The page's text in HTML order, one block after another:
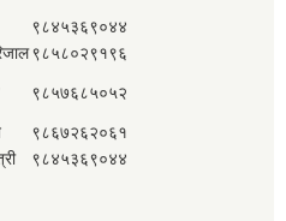
९८४५३६९०४४
९८५८०२९१९६
९८५७६८५०५२
९८६७२६२०६१
९८४५३६९०४४